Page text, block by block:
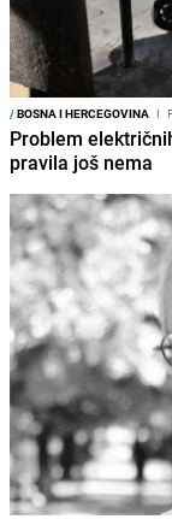
/BOSNA I HERCEGOVINA I
Problem
pravila još nema